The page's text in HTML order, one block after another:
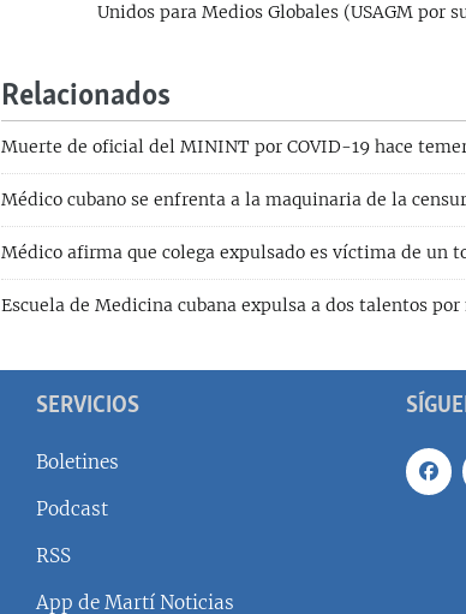
Unidos para Medios Globales (USAGM por
Relacionados
Muerte de oficial del MININT por COVID-19 hace
Médico cubano se enfrenta a la maquinaria de la
Médico afirma que colega expulsado es víctima de un
Escuela de Medicina cubana expulsa a dos talentos
SERVICIOS
Boletines
Podcast
RSS
App de Martí Noticias